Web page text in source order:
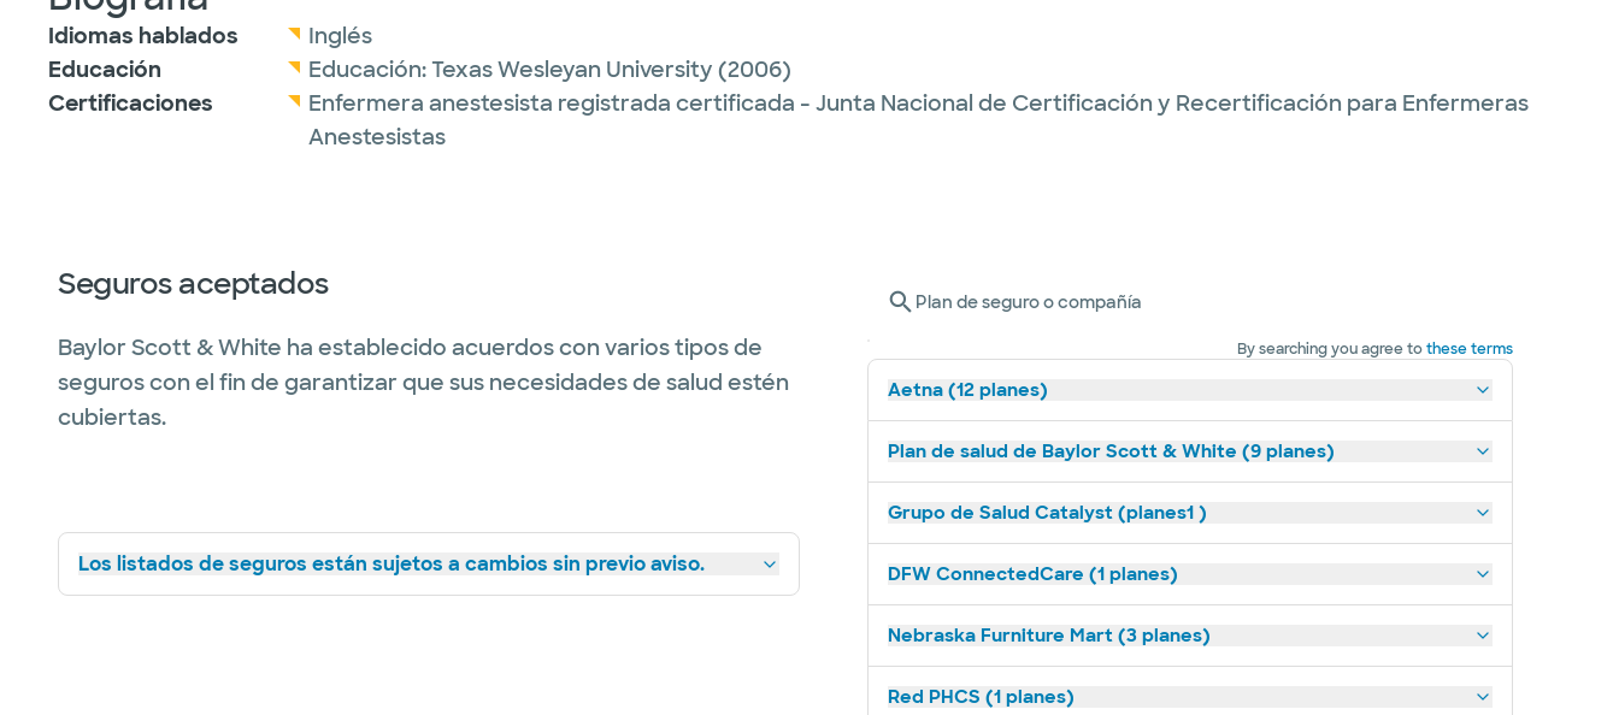
Idiomas hablados
Inglés
Educación
Educación:Texas Wesleyan University (2006)
Certificaciones
Enfermera anestesista registrada certificada - Junta Nacional de Certificación y Recertificación para Enfermeras
Anestesistas
Seguros aceptados
Baylor Scott & White ha establecido acuerdos con varios tipos de
seguros con el fin de garantizar que sus necesidades de salud estén
cubiertas.
Los listados de seguros están sujetos a cambios sin previo aviso.
Plan de seguro o compañía
By searching you agree tothese terms
Aetna (12 planes)
Plan de salud de Baylor Scott & White (9 planes)
Grupo de Salud Catalyst (planes1 )
DFW ConnectedCare (1 planes)
Nebraska Furniture Mart (3 planes)
Red PHCS (1 planes)